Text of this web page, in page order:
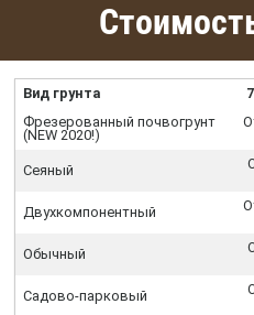
Вид грунта
Фрезерованный почвогрунт
(NEW 2020!)
Сеяный
Двухкомпонентный
Обычный
Садово-парковый